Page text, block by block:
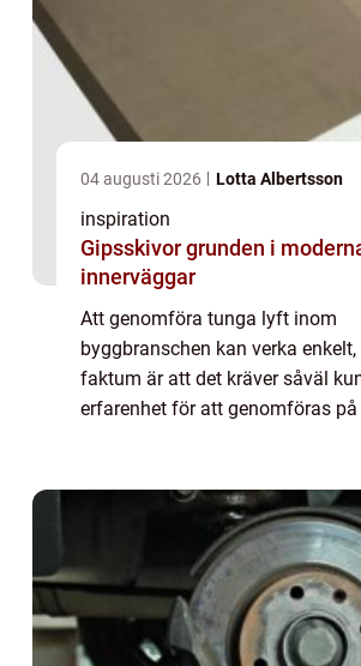
04 augusti 2026 Lotta Albertsson
inspiration
Gipsskivor grunden i moderna, hållbara
innerväggar
Att genomföra tunga lyft inom
byggbranschen kan verka enkelt,
faktum är att det kräver såväl
erfarenhet för att genomföras